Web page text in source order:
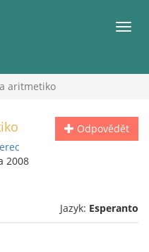
aritmetiko
Odpovědět
2008
Jazyk: Esperanto